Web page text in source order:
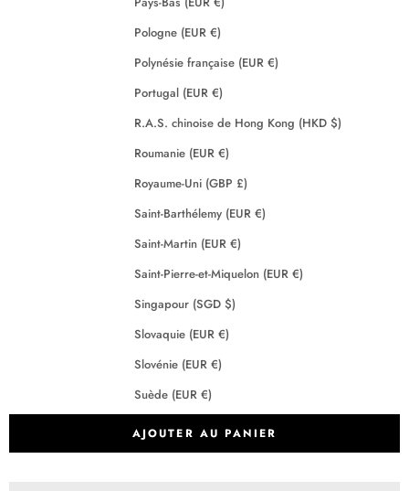
AJOUTER AU PANIER
Pologne (EUR €)
Polynésie française (EUR €)
Portugal (EUR €)
R.A.S. chinoise de Hong Kong (HKD $)
Roumanie (EUR €)
Royaume-Uni (GBP £)
Saint-Barthélemy (EUR €)
Saint-Martin (EUR €)
Saint-Pierre-et-Miquelon (EUR €)
Singapour (SGD $)
Slovaquie (EUR €)
Slovénie (EUR €)
Suède (EUR €)
Suisse (CHF CHF)
Tchéquie (EUR €)